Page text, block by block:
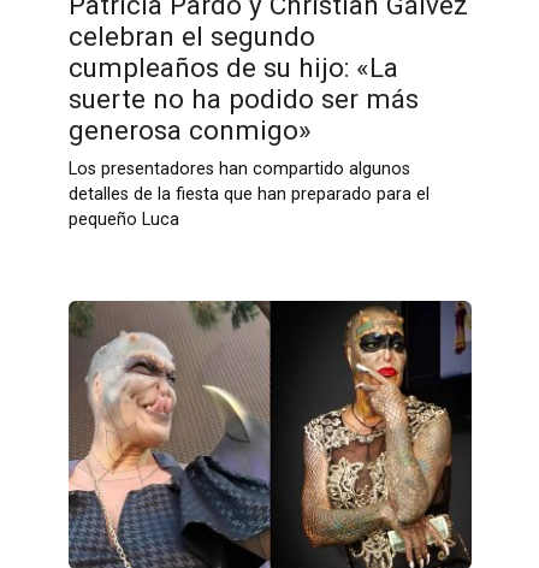
celebran el segundo
cumpleaños de su hijo: «La
suerte no ha podido ser más
generosa conmigo»
Los presentadores han compartido algunos
detalles de la fiesta que han preparado para el
pequeño Luca